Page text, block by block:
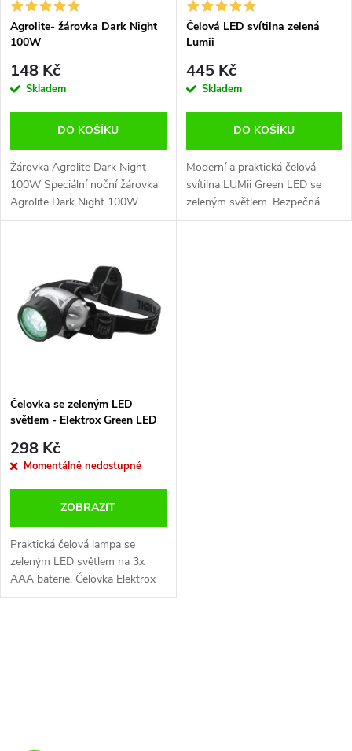
p
r
o
d
u
ů
s
p
r
d
u
ů
Agrolite- žárovka Dark Night
100W
148 Kč
Skladem
DO KOŠÍKU
Žárovka Agrolite Dark Night
100W Speciální noční žárovka
Agrolite Dark Night 100W
emituje světlo o vlnové délce
Čelová LED svítilna zelená
Lumii
445 Kč
Skladem
DO KOŠÍKU
Moderní a praktická čelová
svítilna LUMii Green LED se
zeleným světlem. Bezpečná
kontrola spících rostlinek. Tři
Čelovka se zeleným LED
světlem - Elektrox Green LED
298 Kč
Momentálně nedostupné
ZOBRAZIT
Praktická čelová lampa se
zeleným LED světlem na 3x
AAA baterie. Čelovka Elektrox
Green LED Headlight neruší
l